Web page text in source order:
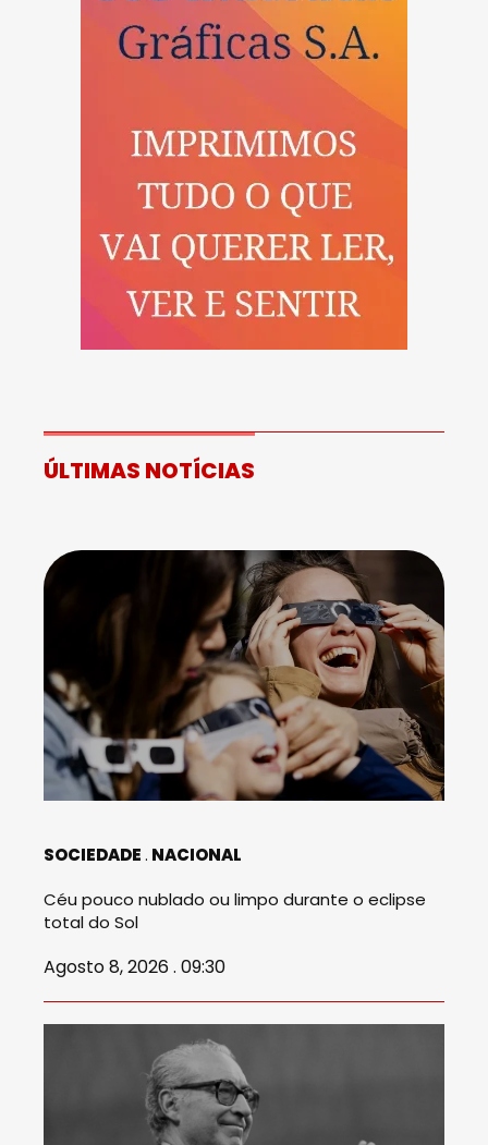
ÚLTIMAS NOTÍCIAS
SOCIEDADE NACIONAL
Céu pouco nublado ou limpo durante o eclipse
total do Sol
Agosto 8, 2026 . 09:30